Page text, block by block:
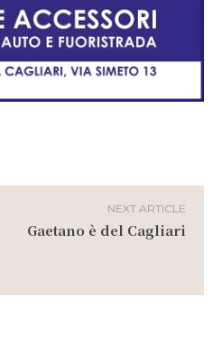
NEXT ARTICLE
Gaetano è del Cagliari